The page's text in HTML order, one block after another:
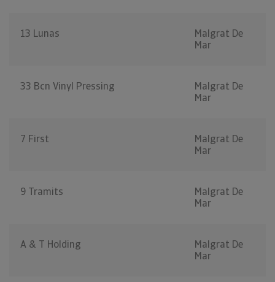
13 Lunas
Malgrat De
Mar
33 Bcn Vinyl Pressing
Malgrat De
Mar
7 First
Malgrat De
Mar
9 Tramits
Malgrat De
Mar
A & T Holding
Malgrat De
Mar